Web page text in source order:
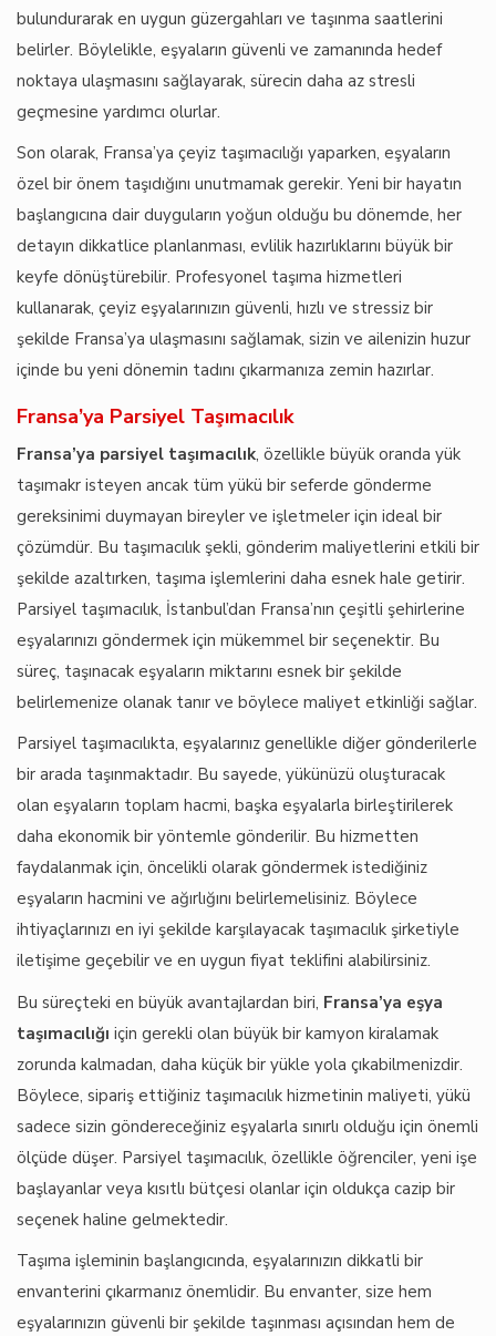
bulundurarak en uygun güzergahları ve taşınma saatlerini
belirler. Böylelikle, eşyaların güvenli ve zamanında hedef
noktaya ulaşmasını sağlayarak, sürecin daha az stresli
geçmesine yardımcı olurlar.
Son olarak, Fransa’ya çeyiz taşımacılığı yaparken, eşyaların
özel bir önem taşıdığını unutmamak gerekir. Yeni bir hayatın
başlangıcına dair duyguların yoğun olduğu bu dönemde, her
detayın dikkatlice planlanması, evlilik hazırlıklarını büyük bir
keyfe dönüştürebilir. Profesyonel taşıma hizmetleri
kullanarak, çeyiz eşyalarınızın güvenli, hızlı ve stressiz bir
şekilde Fransa’ya ulaşmasını sağlamak, sizin ve ailenizin huzur
içinde bu yeni dönemin tadını çıkarmanıza zemin hazırlar.
Fransa’ya Parsiyel Taşımacılık
Fransa’ya parsiyel taşımacılık, özellikle büyük oranda yük
taşımakr isteyen ancak tüm yükü bir seferde gönderme
gereksinimi duymayan bireyler ve işletmeler için ideal bir
çözümdür. Bu taşımacılık şekli, gönderim maliyetlerini etkili bir
şekilde azaltırken, taşıma işlemlerini daha esnek hale getirir.
Parsiyel taşımacılık, İstanbul’dan Fransa’nın çeşitli şehirlerine
eşyalarınızı göndermek için mükemmel bir seçenektir. Bu
süreç, taşınacak eşyaların miktarını esnek bir şekilde
belirlemenize olanak tanır ve böylece maliyet etkinliği sağlar.
Parsiyel taşımacılıkta, eşyalarınız genellikle diğer gönderilerle
bir arada taşınmaktadır. Bu sayede, yükünüzü oluşturacak
olan eşyaların toplam hacmi, başka eşyalarla birleştirilerek
daha ekonomik bir yöntemle gönderilir. Bu hizmetten
faydalanmak için, öncelikli olarak göndermek istediğiniz
eşyaların hacmini ve ağırlığını belirlemelisiniz. Böylece
ihtiyaçlarınızı en iyi şekilde karşılayacak taşımacılık şirketiyle
iletişime geçebilir ve en uygun fiyat teklifini alabilirsiniz.
Bu süreçteki en büyük avantajlardan biri, Fransa’ya eşya
taşımacılığı için gerekli olan büyük bir kamyon kiralamak
zorunda kalmadan, daha küçük bir yükle yola çıkabilmenizdir.
Böylece, sipariş ettiğiniz taşımacılık hizmetinin maliyeti, yükü
sadece sizin göndereceğiniz eşyalarla sınırlı olduğu için önemli
ölçüde düşer. Parsiyel taşımacılık, özellikle öğrenciler, yeni işe
başlayanlar veya kısıtlı bütçesi olanlar için oldukça cazip bir
seçenek haline gelmektedir.
Taşıma işleminin başlangıcında, eşyalarınızın dikkatli bir
envanterini çıkarmanız önemlidir. Bu envanter, size hem
eşyalarınızın güvenli bir şekilde taşınması açısından hem de